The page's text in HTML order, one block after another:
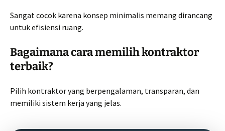
Sangat cocok karena konsep minimalis memang dirancang
untuk efisiensi ruang.
Bagaimana cara memilih kontraktor
terbaik?
Pilih kontraktor yang berpengalaman, transparan, dan
memiliki sistem kerja yang jelas.